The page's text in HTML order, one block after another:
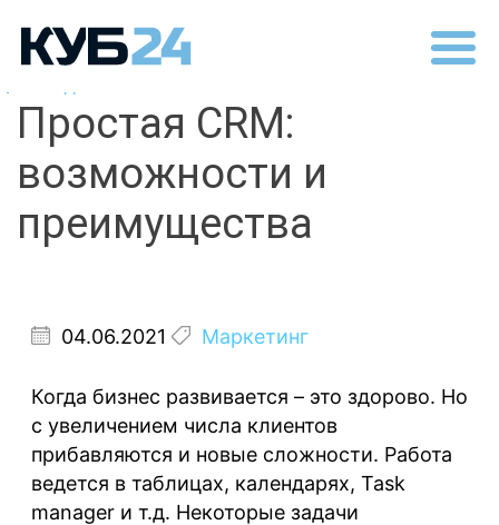
Простая CRM:
возможности и
преимущества
04.06.2021 Маркетинг
Когда бизнес развивается – это здорово. Но
с увеличением числа клиентов
прибавляются и новые сложности. Работа
ведется в таблицах, календарях, Task
manager и т.д. Некоторые задачи